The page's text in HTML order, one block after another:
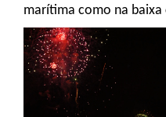
marítima como na baixa